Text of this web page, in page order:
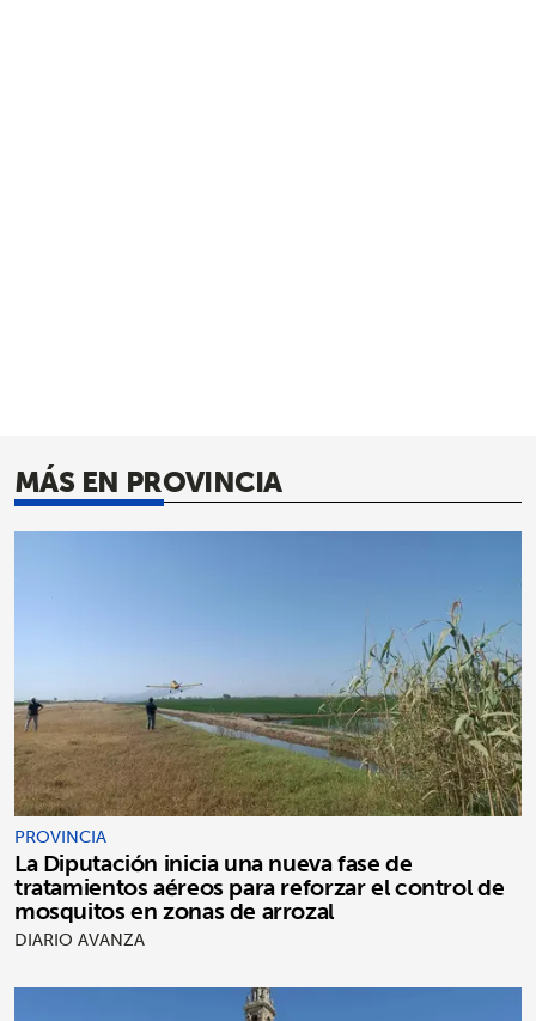
MÁS EN PROVINCIA
PROVINCIA
La Diputación inicia una nueva fase de
tratamientos aéreos para reforzar el control de
mosquitos en zonas de arrozal
DIARIO AVANZA